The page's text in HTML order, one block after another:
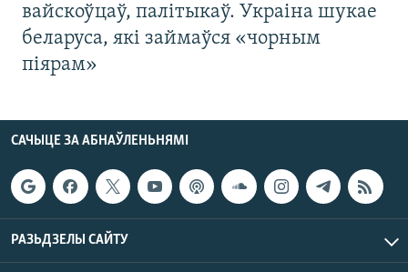
вайскоўцаў, палітыкаў. Украіна шукае
беларуса, які займаўся «чорным
піярам»
САЧЫЦЕ ЗА АБНАЎЛЕНЬНЯМІ
РАЗЬДЗЕЛЫ САЙТУ